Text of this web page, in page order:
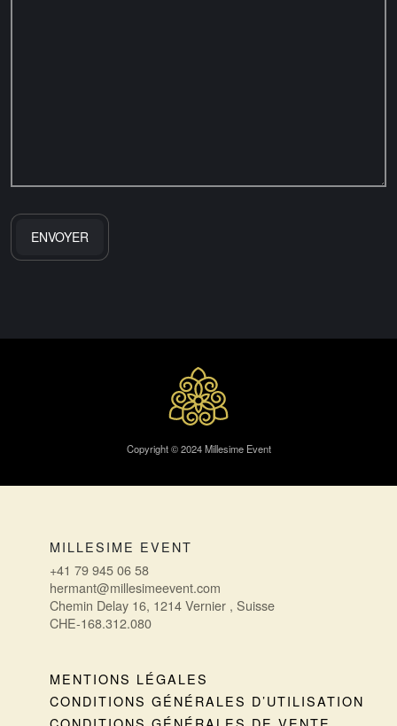
Copyright © 2024 Millesime Event
MILLESIME EVENT
+41 79 945 06 58
hermant@millesimeevent.com
Chemin Delay 16, 1214 Vernier , Suisse
CHE-168.312.080
MENTIONS LÉGALES
CONDITIONS GÉNÉRALES D’UTILISATION